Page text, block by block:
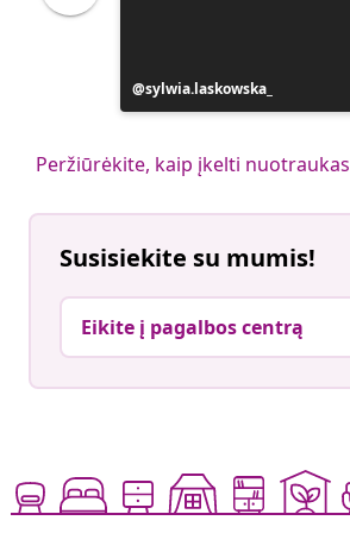
Įrašą
paskelbė
sylwia.laskowska_
Peržiūrėkite, kaip įkelti nuotraukas
Susisiekite su mumis!
Eikite į pagalbos centrą